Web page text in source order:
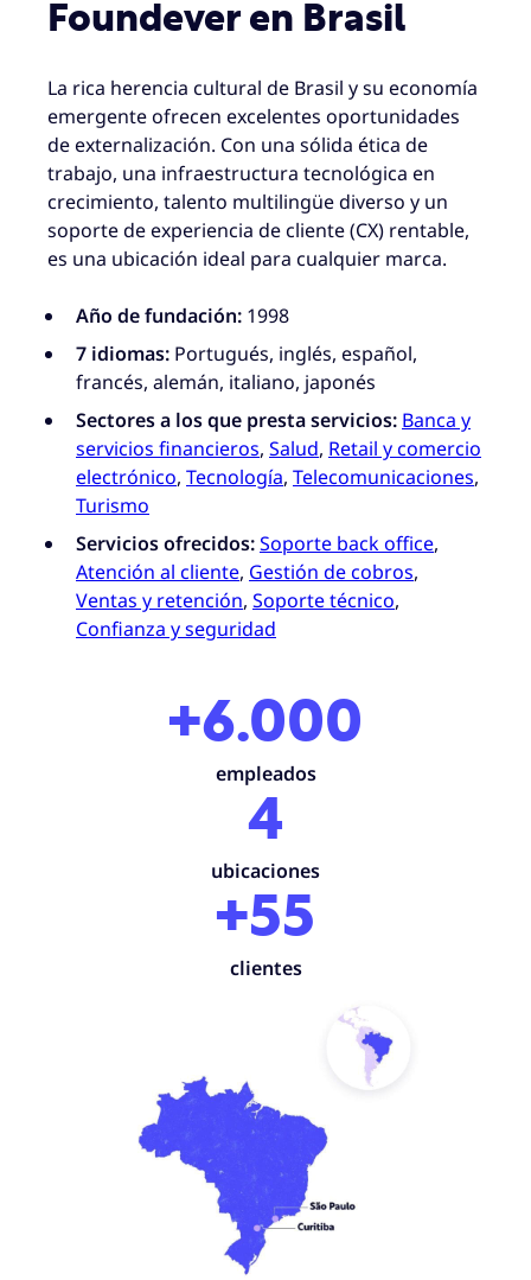
Foundever en Brasil
La rica herencia cultural de Brasil y su economía
emergente ofrecen excelentes oportunidades
de externalización. Con una sólida ética de
trabajo, una infraestructura tecnológica en
crecimiento, talento multilingüe diverso y un
soporte de experiencia de cliente (CX) rentable,
es una ubicación ideal para cualquier marca.
Año de fundación: 1998
7 idiomas: Portugués, inglés, español,
francés, alemán, italiano, japonés
Sectores a los que presta servicios: Banca y
servicios financieros, Salud, Retail y comercio
electrónico, Tecnología, Telecomunicaciones,
Turismo
Servicios ofrecidos:Soporte back office,
Atención al cliente, Gestión de cobros,
Ventas y retención, Soporte técnico,
Confianza y seguridad
+6.000
empleados
4
ubicaciones
+55
clientes